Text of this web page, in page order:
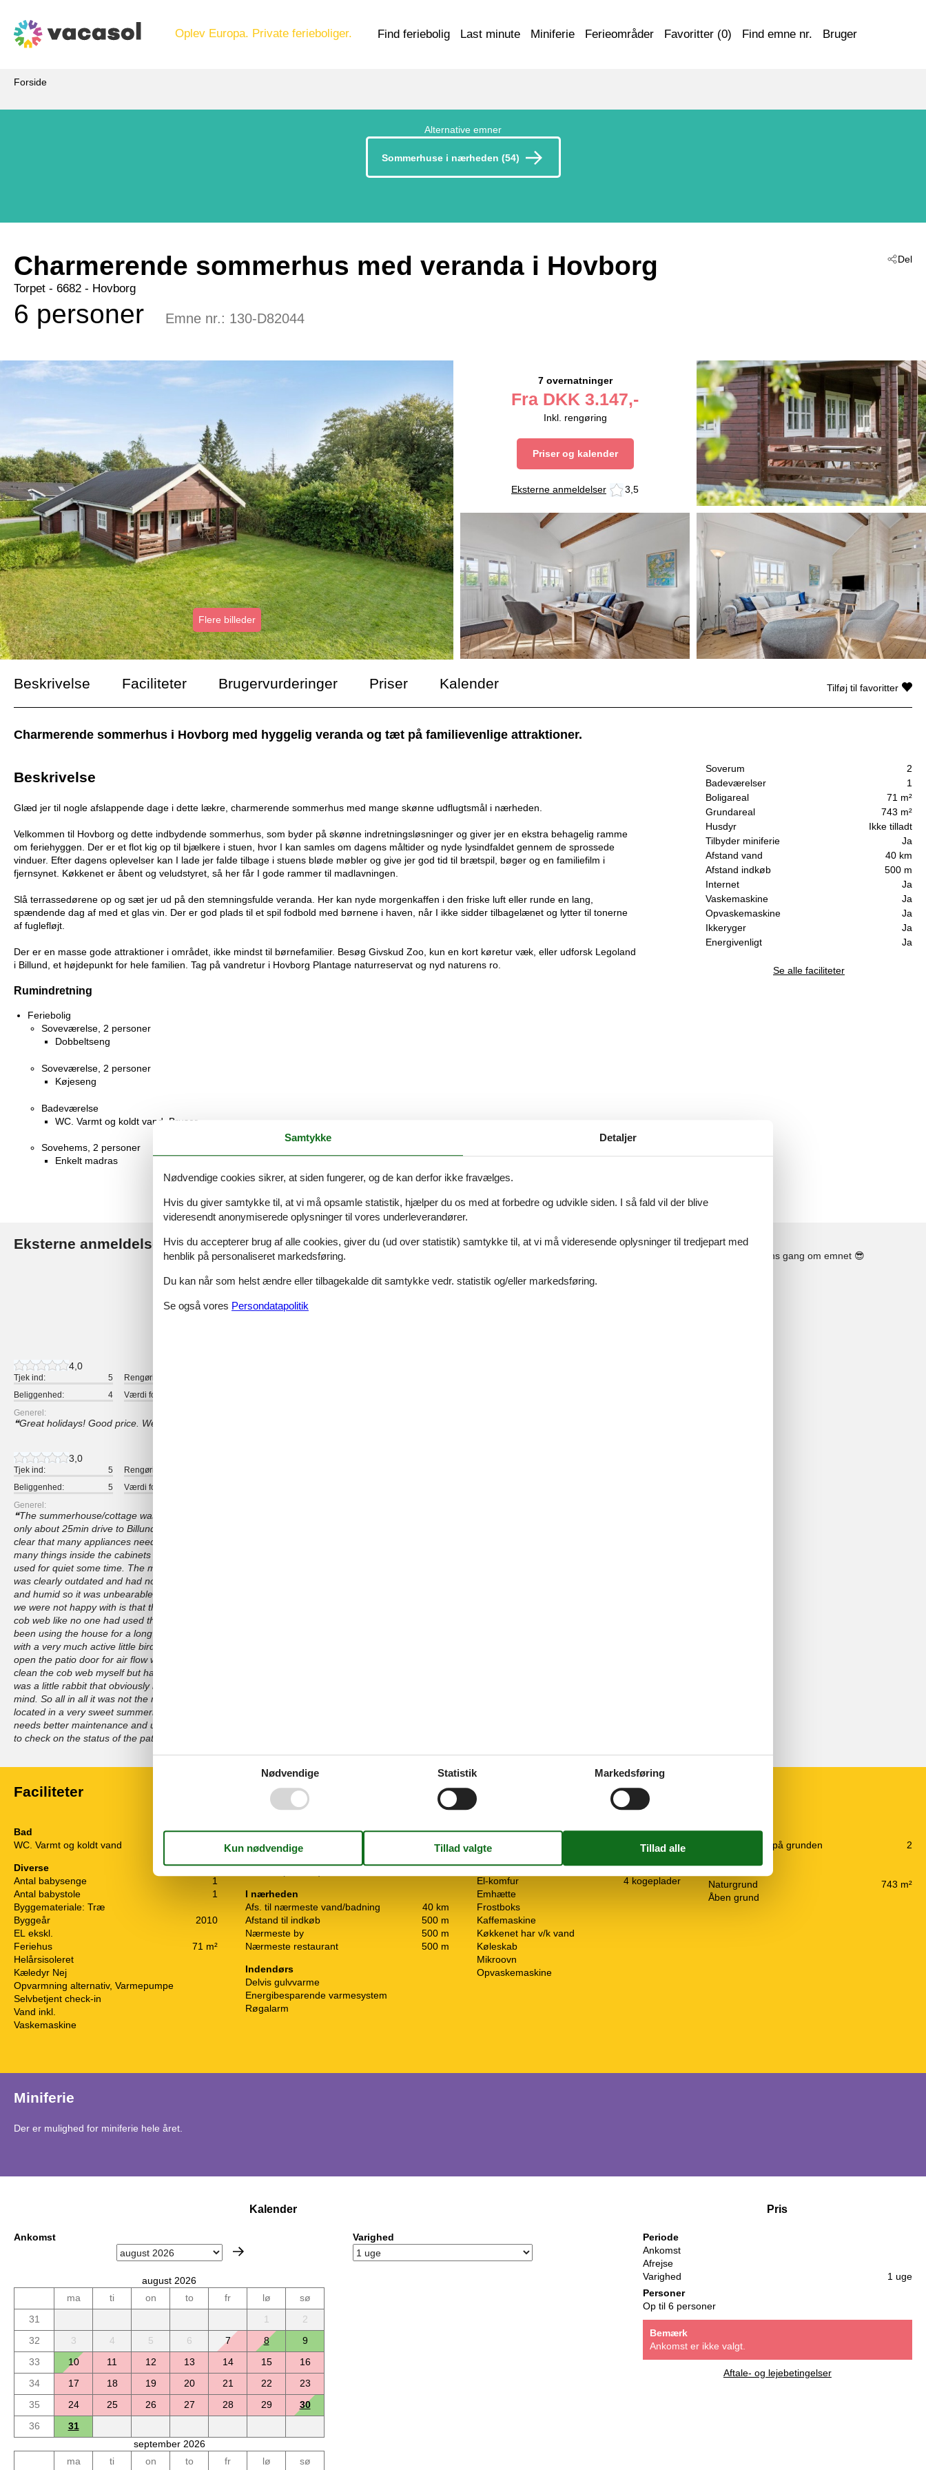
Oplev Europa. Private ferieboliger. Find feriebolig Last minute Miniferie Ferieområder Favoritter (0) Find emne nr. Bruger
Forside
Alternative emner
Sommerhuse i nærheden (54)
Del
Charmerende sommerhus med veranda i Hovborg
Torpet - 6682 - Hovborg
6 personer Emne nr.: 130-D82044
Flere billeder
7 overnatninger
Fra DKK 3.147,-
Inkl. rengøring
Priser og kalender
Eksterne anmeldelser 3,5
Beskrivelse Faciliteter Brugervurderinger Priser Kalender
Charmerende sommerhus i Hovborg med hyggelig veranda og tæt på familievenlige attraktioner.
Soverum
2
Badeværelser
1
Boligareal
71 m²
Grundareal
743 m²
Husdyr
Ikke tilladt
Tilbyder miniferie
Ja
Afstand vand
40 km
Afstand indkøb
500 m
Internet
Ja
Vaskemaskine
Ja
Opvaskemaskine
Ja
Ikkeryger
Ja
Energivenligt
Ja
Se alle faciliteter
Tilføj til favoritter
Beskrivelse
Glæd jer til nogle afslappende dage i dette lækre, charmerende sommerhus med mange skønne udflugtsmål i nærheden.
Velkommen til Hovborg og dette indbydende sommerhus, som byder på skønne indretningsløsninger og giver jer en ekstra behagelig ramme
om feriehyggen. Der er et flot kig op til bjælkere i stuen, hvor I kan samles om dagens måltider og nyde lysindfaldet gennem de sprossede
vinduer. Efter dagens oplevelser kan I lade jer falde tilbage i stuens bløde møbler og give jer god tid til brætspil, bøger og en familiefilm i
fjernsynet. Køkkenet er åbent og veludstyret, så her får I gode rammer til madlavningen.
Slå terrassedørene op og sæt jer ud på den stemningsfulde veranda. Her kan nyde morgenkaffen i den friske luft eller runde en lang,
spændende dag af med et glas vin. Der er god plads til et spil fodbold med børnene i haven, når I ikke sidder tilbagelænet og lytter til tonerne
af fuglefløjt.
Der er en masse gode attraktioner i området, ikke mindst til børnefamilier. Besøg Givskud Zoo, kun en kort køretur væk, eller udforsk Legoland
i Billund, et højdepunkt for hele familien. Tag på vandretur i Hovborg Plantage naturreservat og nyd naturens ro.
Rumindretning
Feriebolig
Soveværelse, 2 personer
Dobbeltseng
Soveværelse, 2 personer
Køjeseng
Badeværelse
WC. Varmt og koldt vand, Bruser
Sovehems, 2 personer
Enkelt madras
Eksterne anmeldelser Vores gæsteanmeldelserEksterne anmeldelser 3,5
3,5
4,0
Tjek ind: 5 Rengøring:
Beliggenhed:
4 Værdi for pengene:
Generel:
Great holidays! Good price. We felt comfortable.
3,0
Tjek ind: 5 Rengøring:
Beliggenhed:
5 Værdi for pengene:
Generel:
The summerhouse/cottage was very normal and clean on the inside and very nice location for us
only about 25min drive to Billund. The house was very clean and nice on the inside but it was very
clear that many appliances needed upgrade and are quiet old like the microwave, the kettle and
many things inside the cabinets that we did not dare to use because it had obviously not been
used for quiet some time. The most annoying thing for us is that the air conditioner did not work,
was clearly outdated and had not had any maintenance. There were few days that were so hot
and humid so it was unbearable to be in the cottage and we couldn’t sleep. One other thing that
we were not happy with is that the patio on the outside of the house was infested with spider and
cob web like no one had used the house for a loooong time. We seriously wondered if no one had
been using the house for a long time because of the cob web and the bird nest on the TV antenna
with a very much active little birds. The patio was so unhygienic that we were quiet reluctant to
open the patio door for air flow which was horrible because the AC did not work. I had to try to
clean the cob web myself but had limited success. Also the patio was covered in bird feces. There
was a little rabbit that obviously lived near our garden and was there everyday which we did not
mind. So all in all it was not the most expensive summerhouse and maybe good for value and it is
located in a very sweet summerhouse area, the inside was clean so no issues with that but it
needs better maintenance and upgrade on appliances inside and maybe during the summer time
to check on the status of the patio to see if the outside also need a cleaning.
Se solens gang om emnet 😎
Faciliteter
Bad
WC. Varmt og koldt vand
Diverse
Antal babysenge
1
Antal babystole
1
Byggemateriale: Træ
Byggeår
2010
EL ekskl.
Feriehus
71 m²
Helårsisoleret
Kæledyr Nej
Opvarmning alternativ, Varmepumpe
Selvbetjent check-in
Vand inkl.
Vaskemaskine
El artikler
1 TV
I nærheden
Afs. til nærmeste vand/badning
40 km
Afstand til indkøb
500 m
Nærmeste by
500 m
Nærmeste restaurant
500 m
Indendørs
Delvis gulvvarme
Energibesparende varmesystem
Røgalarm
Koncepter
Røgfrit hus
Køkken
El-komfur
4 kogeplader
Emhætte
Frostboks
Kaffemaskine
Køkkenet har v/k vand
Køleskab
Mikroovn
Opvaskemaskine
Udendørs
Gratis p-plads på grunden
2
Naturgrund
743 m²
Åben grund
Miniferie
Der er mulighed for miniferie hele året.
Kalender
Ankomst
august 2026
ma
ti on to fr lø
sø
31
1
2
32
3 4 5 6 7 8
9
33
10 11 12 13 14 15
16
34
17 18 19 20 21 22
23
35
24 25 26 27 28 29
30
36
31
september 2026
ma
ti on to fr lø sø
Varighed
Pris
Periode
Ankomst
Afrejse
Varighed
1 uge
Personer
Op til 6 personer
Bemærk
Ankomst er ikke valgt.
Aftale- og lejebetingelser
Samtykke Detaljer
Nødvendige cookies sikrer, at siden fungerer, og de kan derfor ikke fravælges.
Hvis du giver samtykke til, at vi må opsamle statistik, hjælper du os med at forbedre og udvikle siden. I så fald vil der blive
videresendt anonymiserede oplysninger til vores underleverandører.
Hvis du accepterer brug af alle cookies, giver du (ud over statistik) samtykke til, at vi må videresende oplysninger til tredjepart med
henblik på personaliseret markedsføring.
Du kan når som helst ændre eller tilbagekalde dit samtykke vedr. statistik og/eller markedsføring.
Se også vores Persondatapolitik
Nødvendige Statistik Markedsføring